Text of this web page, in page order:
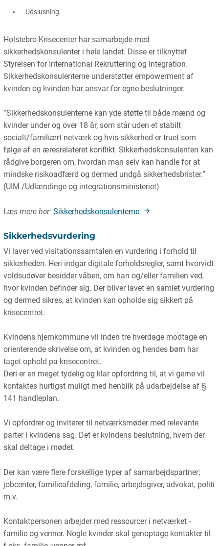
Udslusning.
Holstebro Krisecenter har samarbejde med
sikkerhedskonsulenter i hele landet. Disse er tilknyttet
Styrelsen for International Rekruttering og Integration.
Sikkerhedskonsulenterne understøtter empowerment af
kvinden og kvinden har ansvar for egne beslutninger.
”Sikkerhedskonsulenterne kan yde støtte til både mænd og
kvinder under og over 18 år, som står uden et stabilt
socialt/familiært netværk og hvis sikkerhed er truet som
følge af en æresrelateret konflikt. Sikkerhedskonsulenten kan
rådgive borgeren om, hvordan man selv kan handle for at
mindske risikoadfærd og dermed undgå sikkerhedsbrister.”
(UIM /Udlændinge og integrationsministeriet)
Læs mere her: Sikkerhedskonsulenterne
Sikkerhedsvurdering
Vi laver ved visitationssamtalen en vurdering i forhold til
sikkerheden. Heri indgår digitale forholdsregler, samt hvorvidt
voldsudøver besidder våben, om han og/eller familien ved,
hvor kvinden befinder sig. Der bliver lavet en samlet vurdering
og dermed sikres, at kvinden kan opholde sig sikkert på
krisecentret.
Kvindens hjemkommune vil inden tre hverdage modtage en
orienterende skrivelse om, at kvinden og hendes børn har
taget ophold på krisecentret.
Deri er en meget tydelig og klar opfordring til, at vi gerne vil
kontaktes hurtigst muligt med henblik på udarbejdelse af §
141 handleplan.
Vi opfordrer og inviterer til netværksmøder med relevante
parter i kvindens sag. Det er kvindens beslutning, hvem der
skal deltage i mødet.
Der kan være flere forskellige typer af samarbejdspartner;
jobcenter, familieafdeling, familie, arbejdsgiver, advokat, politi
m.v.
Kontaktpersonen arbejder med ressourcer i netværket -
familie og venner. Nogle kvinder skal genoptage kontakter til